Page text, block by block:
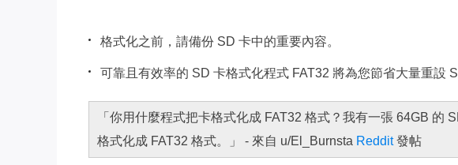
格式化之前，請備份 SD 卡中的重要內容。
可靠且有效率的 SD 卡格式化程式 FAT32 將為您節省大量重設
「你用什麼程式把卡格式化成 FAT32 格式？我有一張 64GB 的
格式化成 FAT32 格式。」 - 來自 u/El_Burnsta Reddit發帖